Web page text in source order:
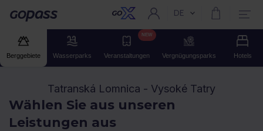
Gopass Aktuelle Sprache:
DE
Berggebiete Wasserparks Veranstaltungen
NEW
Vergnügungsparks Hotels
Tatranská Lomnica - Vysoké Tatry
Wählen Sie aus unseren
Leistungen aus